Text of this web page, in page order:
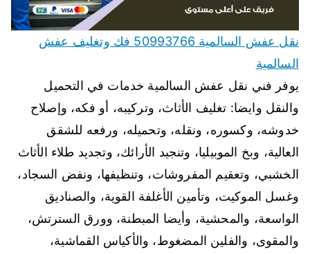
نقل عفش السالمية 50993766 فك وتغليف عفش
السالمية
يوفر فني نقل عفش السالمية خدمات في التحميل
والنقل وايضا: تغليف الأثاث، وتركيبه، أو فكه، وإصلاح
خدوشه، وكسوره، ونقله، وتحميله، ورفعه للشقق
العالية، وبخ الموبيليا، وتنجيد الأرائك، وتجديد طلاء الأثاث
الخشبي، وتعقيم المفروشات، وتنظيفها، ونفض السجاد،
وغسل الموكيت، وتأمين الأغلفة القوية، والصناديق
الواسعة، والمحشية، وأيضا المبطنة، وورق السترتش،
والمقوى، والفلين المضغوط، والأكياس القماشية،